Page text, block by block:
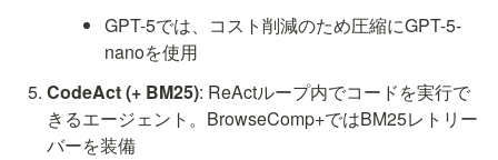
GPT-5では、コスト削減のため圧縮にGPT-5-
nanoを使用
CodeAct (+ BM25): ReActループ内でコードを実行で
きるエージェント。BrowseComp+ではBM25レトリー
バーを装備